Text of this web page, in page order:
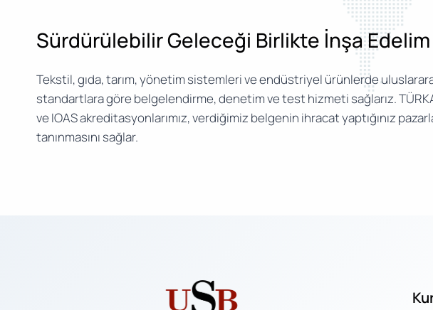
Sürdürülebilir Geleceği Birlikte İnşa Edelim
Tekstil, gıda, tarım, yönetim sistemleri ve endüstriyel ürünlerde
standartlara göre belgelendirme, denetim ve test hizmeti sağlarız.
ve IOAS akreditasyonlarımız, verdiğimiz belgenin ihracat yaptığınız
tanınmasını sağlar.